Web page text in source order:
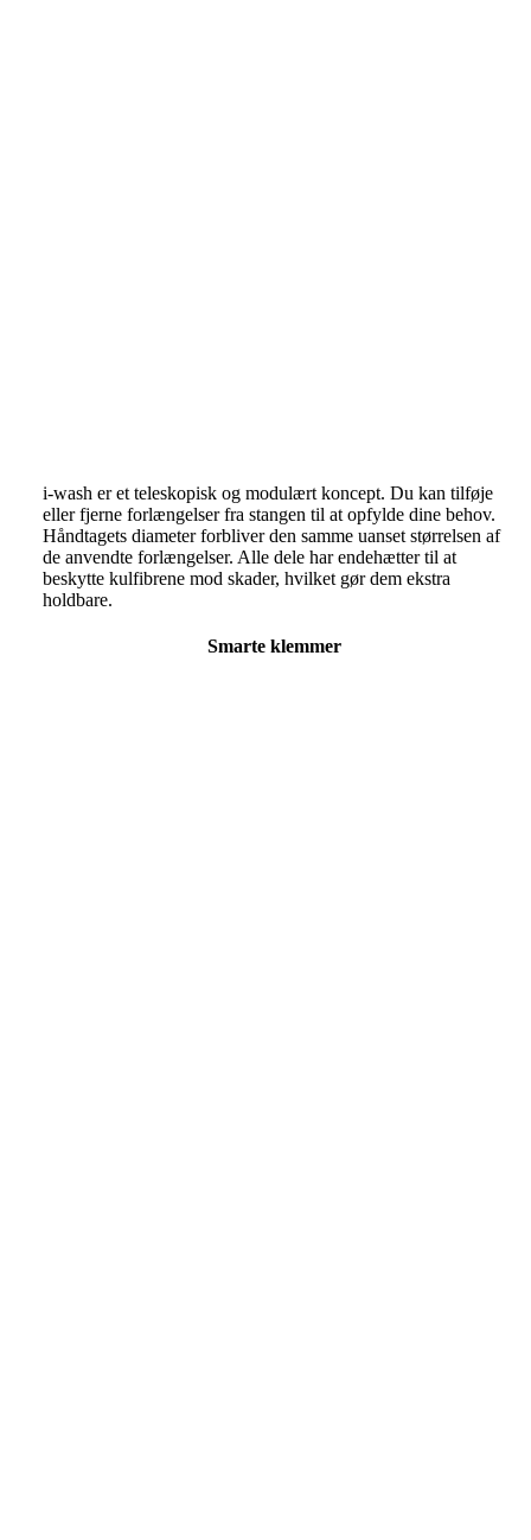
i-wash er et teleskopisk og modulært koncept. Du kan tilføje
eller fjerne forlængelser fra stangen til at opfylde dine behov.
Håndtagets diameter forbliver den samme uanset størrelsen af
de anvendte forlængelser. Alle dele har endehætter til at
beskytte kulfibrene mod skader, hvilket gør dem ekstra
holdbare.
Smarte klemmer